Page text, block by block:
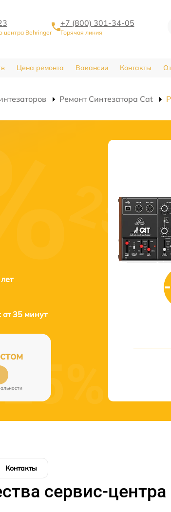
центра Behringer
+7 (800) 301-34-05
Горячая линия
Цена ремонта Вакансии Контакты
Ремонт Синтезатора Cat
от 35 минут
Контакты
сервис-центра